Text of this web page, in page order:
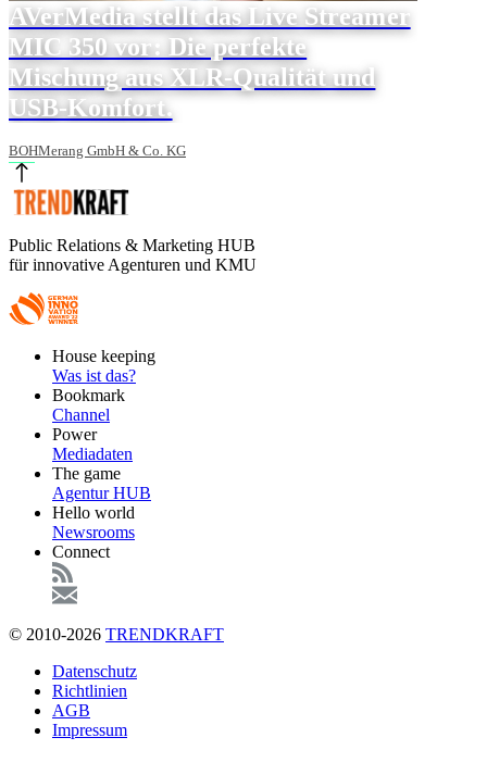
AVerMedia stellt das Live Streamer
MIC 350 vor: Die perfekte
Mischung aus XLR-Qualität und
USB-Komfort.
BOHMerang GmbH & Co. KG
Public Relations & Marketing HUB
für innovative Agenturen und KMU
FooterHouse keeping
Was ist das?
Bookmark
Channel
Power
Mediadaten
The game
Agentur HUB
Hello world
Newsrooms
Connect
© 2010-2026 TRENDKRAFT
FußzeileDatenschutz
Richtlinien
AGB
Impressum